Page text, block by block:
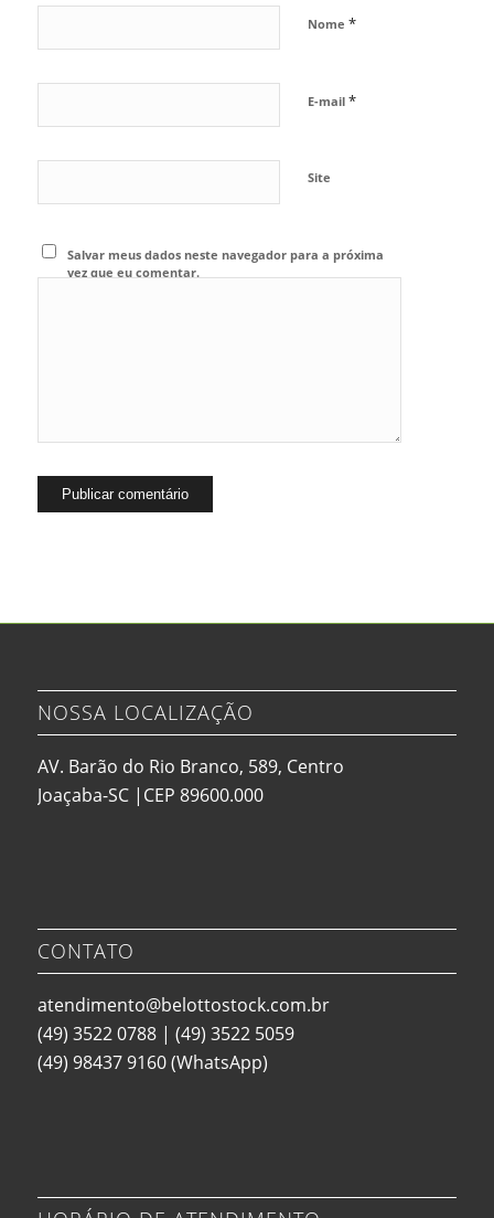
Nome *
E-mail *
Site
Salvar meus dados neste navegador para a próxima
vez que eu comentar.
NOSSA LOCALIZAÇÃO
AV. Barão do Rio Branco, 589, Centro
Joaçaba-SC |CEP 89600.000
CONTATO
atendimento@belottostock.com.br
(49) 3522 0788| (49) 3522 5059
(49) 98437 9160(WhatsApp)